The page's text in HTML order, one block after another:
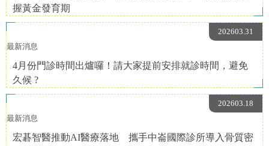
握黃金發育期
202603.31
最新消息
4月份門診時間出爐囉！請大家提前安排就診時間，避免
久候 ?
202603.18
最新消息
宏碁智醫推動AI醫療落地 攜手中崙國際診所導入骨質密